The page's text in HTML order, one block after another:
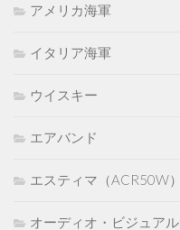
アメリカ海軍
イタリア海軍
ウイスキー
エアバンド
エスティマ（ACR50W）
オーディオ・ビジュアル